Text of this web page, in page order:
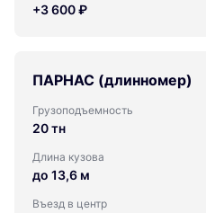
+3 600 ₽
ПАРНАС (длинномер)
Грузоподъемность
20 тн
Длина кузова
до 13,6 м
Въезд в центр